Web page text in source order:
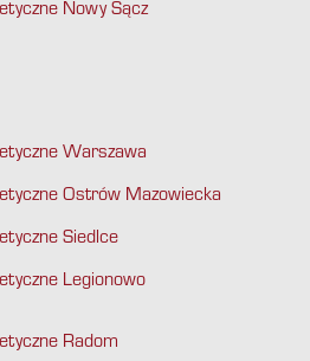
Nowy Sącz
Warszawa
Ostrów Mazowiecka
Siedlce
Legionowo
Radom